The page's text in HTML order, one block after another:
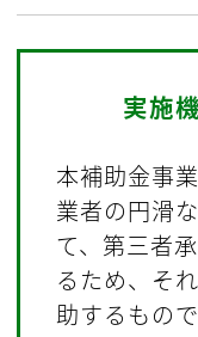
実施
本補助金事
業者の円滑
て、第三者
るため、そ
助するもので